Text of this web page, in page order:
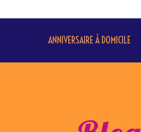
ANNIVERSAIRE À DOMICILE